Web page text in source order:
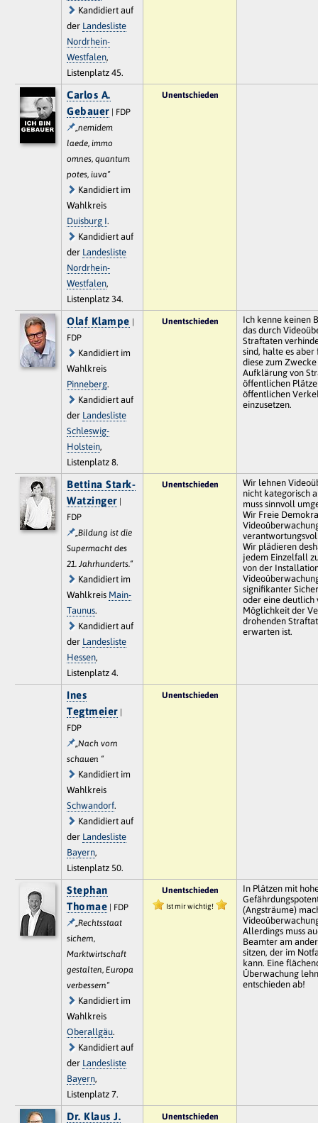
Kandidiert auf
der Landesliste
Nordrhein-
Westfalen,
Listenplatz 45.
Carlos A.
Gebauer| FDP
„nemidem
laede, immo
omnes, quantum
potes, iuva“
Kandidiert im
Wahlkreis
Duisburg I.
Kandidiert auf
der Landesliste
Nordrhein-
Westfalen,
Listenplatz 34.
Unentschieden
Olaf Klampe |
FDP
Kandidiert im
Wahlkreis
Pinneberg.
Kandidiert auf
der Landesliste
Schleswig-
Holstein,
Listenplatz 8.
Unentschieden
Ich kenne keinen
das durch
Straftaten
sind, halte es aber
diese zum
Aufklärung von
öffentlichen
öffentlichen
einzusetzen.
Bettina Stark-
Watzinger|
FDP
„Bildung ist die
Supermacht des
21. Jahrhunderts.“
Kandidiert im
Wahlkreis Main-
Taunus.
Kandidiert auf
der Landesliste
Hessen,
Listenplatz 4.
Unentschieden
Wir lehnen
nicht kategorisch
muss sinnvoll
Wir Freie
Wir plädieren
jedem Einzelfall
von der
signifikanter
oder eine deutlich
Möglichkeit der
drohenden
erwarten ist.
Ines
Tegtmeier|
FDP
„Nach vorn
schauen “
Kandidiert im
Wahlkreis
Schwandorf.
Kandidiert auf
der Landesliste
Bayern,
Listenplatz 50.
Unentschieden
Stephan
Thomae | FDP
„Rechtsstaat
sichern,
Marktwirtschaft
gestalten, Europa
verbessern“
Kandidiert im
Wahlkreis
Oberallgäu.
Kandidiert auf
der Landesliste
Bayern,
Listenplatz 7.
Unentschieden
Ist mir wichtig!
In Plätzen mit
(Angsträume)
Allerdings muss
Beamter am
sitzen, der im
kann. Eine
Überwachung
entschieden ab!
Dr. Klaus J.
Unentschieden